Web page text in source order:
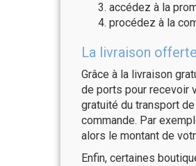
accédez à la
procédez à la
La livraison
Grâce à la livraison
de ports pour recevoir
gratuité du transport
commande. Par
alors le montant de
Enfin, certaines